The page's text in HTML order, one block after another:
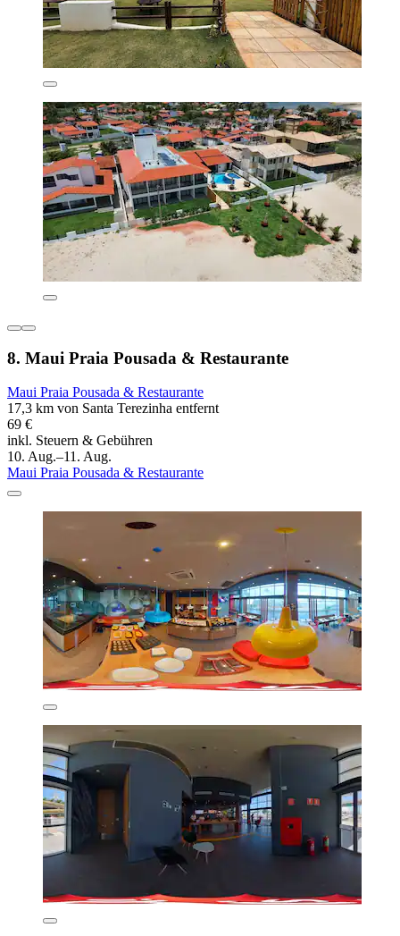
8. Maui Praia Pousada & Restaurante
Maui Praia Pousada & Restaurante
17,3 km von Santa Terezinha entfernt
69 €
inkl. Steuern & Gebühren
10. Aug.–11. Aug.
Maui Praia Pousada & Restaurante